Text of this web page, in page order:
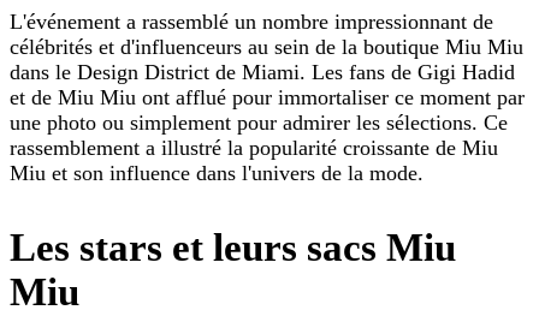
L'événement a rassemblé un nombre impressionnant de
célébrités et d'influenceurs au sein de la boutique Miu Miu
dans le Design District de Miami. Les fans de Gigi Hadid
et de Miu Miu ont afflué pour immortaliser ce moment par
une photo ou simplement pour admirer les sélections. Ce
rassemblement a illustré la popularité croissante de Miu
Miu et son influence dans l'univers de la mode.
Les stars et leurs sacs Miu
Miu